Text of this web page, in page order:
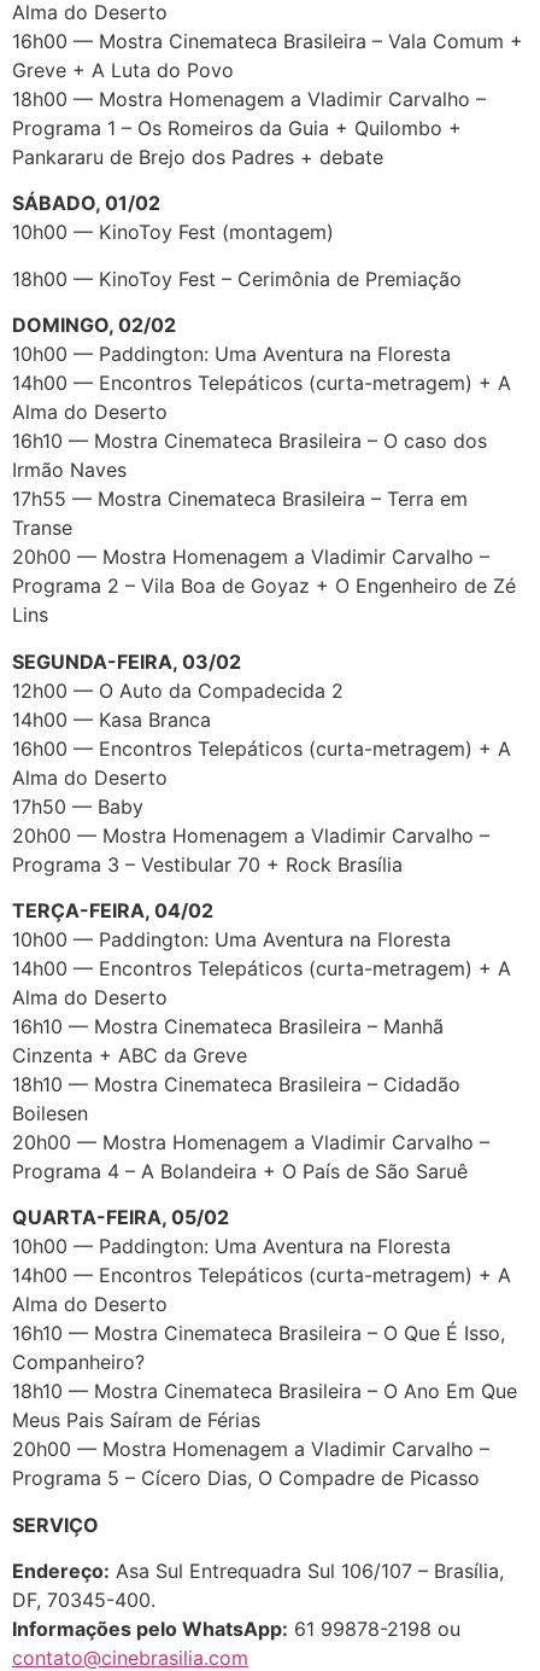
Alma do Deserto
16h00 — Mostra Cinemateca Brasileira – Vala Comum +
Greve + A Luta do Povo
18h00 — Mostra Homenagem a Vladimir Carvalho –
Programa 1 – Os Romeiros da Guia + Quilombo +
Pankararu de Brejo dos Padres + debate
SÁBADO, 01/02
10h00 — KinoToy Fest (montagem)
18h00 — KinoToy Fest – Cerimônia de Premiação
DOMINGO, 02/02
10h00 — Paddington: Uma Aventura na Floresta
14h00 — Encontros Telepáticos (curta-metragem) + A
Alma do Deserto
16h10 — Mostra Cinemateca Brasileira – O caso dos
Irmão Naves
17h55 — Mostra Cinemateca Brasileira – Terra em
Transe
20h00 — Mostra Homenagem a Vladimir Carvalho –
Programa 2 – Vila Boa de Goyaz + O Engenheiro de Zé
Lins
SEGUNDA-FEIRA, 03/02
12h00 — O Auto da Compadecida 2
14h00 — Kasa Branca
16h00 — Encontros Telepáticos (curta-metragem) + A
Alma do Deserto
17h50 — Baby
20h00 — Mostra Homenagem a Vladimir Carvalho –
Programa 3 – Vestibular 70 + Rock Brasília
TERÇA-FEIRA, 04/02
10h00 — Paddington: Uma Aventura na Floresta
14h00 — Encontros Telepáticos (curta-metragem) + A
Alma do Deserto
16h10 — Mostra Cinemateca Brasileira – Manhã
Cinzenta + ABC da Greve
18h10 — Mostra Cinemateca Brasileira – Cidadão
Boilesen
20h00 — Mostra Homenagem a Vladimir Carvalho –
Programa 4 – A Bolandeira + O País de São Saruê
QUARTA-FEIRA, 05/02
10h00 — Paddington: Uma Aventura na Floresta
14h00 — Encontros Telepáticos (curta-metragem) + A
Alma do Deserto
16h10 — Mostra Cinemateca Brasileira – O Que É Isso,
Companheiro?
18h10 — Mostra Cinemateca Brasileira – O Ano Em Que
Meus Pais Saíram de Férias
20h00 — Mostra Homenagem a Vladimir Carvalho –
Programa 5 – Cícero Dias, O Compadre de Picasso
SERVIÇO
Endereço: Asa Sul Entrequadra Sul 106/107 – Brasília,
DF, 70345-400.
Informações pelo WhatsApp: 61 99878-2198 ou
contato@cinebrasilia.com